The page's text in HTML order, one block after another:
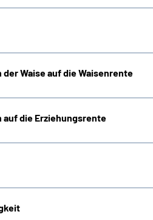
Waise auf die Waisenrente
die Erziehungsrente